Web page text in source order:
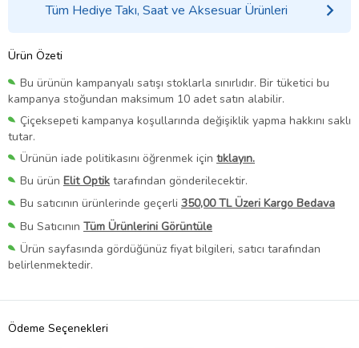
Tüm Hediye Takı, Saat ve Aksesuar Ürünleri
Ürün Özeti
Bu ürünün kampanyalı satışı stoklarla sınırlıdır. Bir tüketici bu
kampanya stoğundan maksimum 10 adet satın alabilir.
Çiçeksepeti kampanya koşullarında değişiklik yapma hakkını saklı
tutar.
Ürünün iade politikasını öğrenmek için tıklayın.
Bu ürün Elit Optik tarafından gönderilecektir.
Bu satıcının ürünlerinde geçerli 350,00 TL Üzeri Kargo Bedava
Bu Satıcının Tüm Ürünlerini Görüntüle
Ürün sayfasında gördüğünüz fiyat bilgileri, satıcı tarafından
belirlenmektedir.
Ödeme Seçenekleri